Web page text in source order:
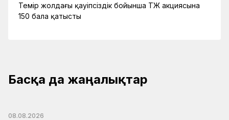
Темір жолдағы қауіпсіздік бойынша ҚТЖ акциясына
150 бала қатысты
Басқа да жаңалықтар
08.08.2026